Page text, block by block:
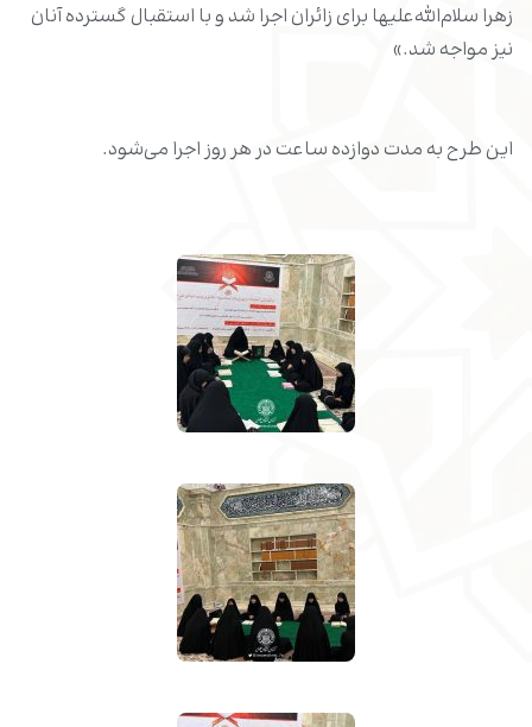
زهرا سلام‌الله‌علیها برای زائران اجرا شد و با استقبال گسترده آنان
نیز مواجه شد.»
این طرح به مدت دوازده ساعت در هر روز اجرا می‌شود.